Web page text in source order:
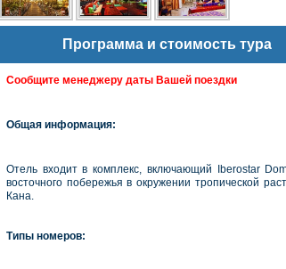
Программа и стоимость тура
Сообщите менеджеру даты Вашей поездки
Общая информация:
Отель входит в комплекс, включающий Iberostar
восточного побережья в окружении тропической
Кана.
Типы номеров: